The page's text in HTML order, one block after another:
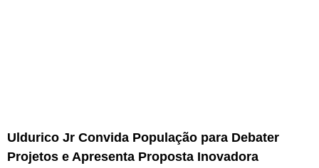
Uldurico Jr Convida População para Debater
Projetos e Apresenta Proposta Inovadora